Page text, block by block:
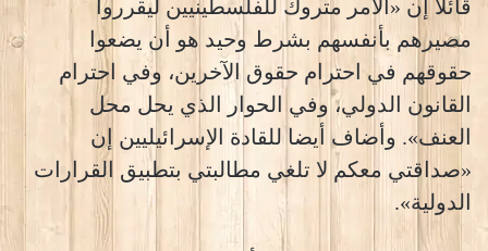
قائلا إن «الأمر متروك للفلسطينيين ليقرروا
مصيرهم بأنفسهم بشرط وحيد هو أن يضعوا
حقوقهم في احترام حقوق الآخرين، وفي احترام
القانون الدولي، وفي الحوار الذي يحل محل
العنف». وأضاف أيضا للقادة الإسرائيليين إن
«صداقتي معكم لا تلغي مطالبتي بتطبيق القرارات
الدولية».